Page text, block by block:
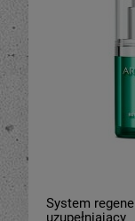
System
uzupełniający